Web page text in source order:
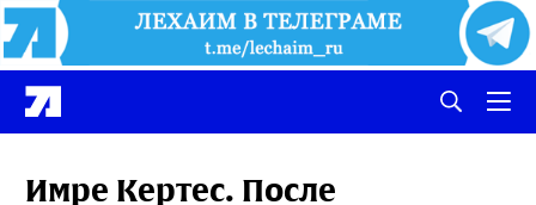
Имре Кертес. После